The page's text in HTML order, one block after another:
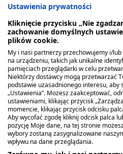
Przed aplikacją należy
Odpowiednią ilość żelu
czysty palec.
Delikatnie wmasować
narządów płciowych i /
Z aplikatorem:
Otworzyć tubkę
końcówką skierowaną
Ustawienia prywatności
Kliknięcie przycisku „Nie
zachowanie domyślnych
plików cookie.
My i nasi partnerzy przechowujemy i/
na urządzeniu, takich jak unikalne
pamięciach przeglądarki w celu
Niektórzy dostawcy mogą przetwarzać
podstawie uzasadnionego interesu, aby
„Ustawienia”. Możesz zaakceptować,
ustawieniami, klikając przycisk
momencie, klikając przycisk odcisku
Aby wycofać zgodę kliknij odcisk palca
pozycję Moje dane, na tej stronie
wybory zostaną zasygnalizowane
wpływu na dane przeglądania.